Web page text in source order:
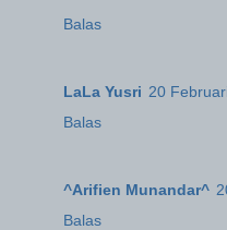
Balas
LaLa Yusri 20
Balas
^Arifien Munandar^
Balas